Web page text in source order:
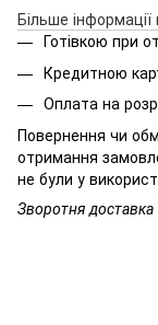
Більше
Готівкою при
Кредитною
Оплата на
Повернення чи
отримання
не були у
Зворотня доставка